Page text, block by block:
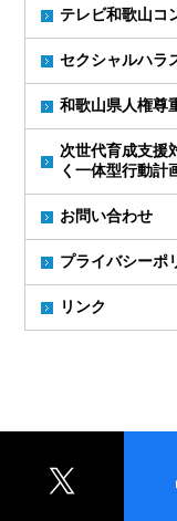
テレビ和歌山コ
セクシャルハラ
和歌山県人権尊
次世代育成支援
く一体型行動計
お問い合わせ
プライバシーポ
リンク